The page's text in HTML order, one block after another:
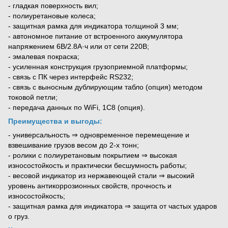
- гладкая поверхность вил;
- полиуретановые колеса;
- защитная рамка для индикатора толщиной 3 мм;
- автономное питание от встроенного аккумулятора
напряжением 6В/2.8А·ч или от сети 220В;
- эмалевая покраска;
- усиленная конструкция грузоприемной платформы;
- связь с ПК через интерфейс RS232;
- связь с выносным дублирующим табло (опция) методом
токовой петли;
- передача данных по WiFi, 1C8 (опция).
Преимущества и выгоды:
- универсальность ⇒ одновременное перемещение и
взвешивание грузов весом до 2-х тонн;
- ролики с полиуретановым покрытием ⇒ высокая
износостойкость и практически бесшумность работы;
- весовой индикатор из нержавеющей стали ⇒ высокий
уровень антикоррозионных свойств, прочность и
износостойкость;
- защитная рамка для индикатора ⇒ защита от частых ударов
о груз.